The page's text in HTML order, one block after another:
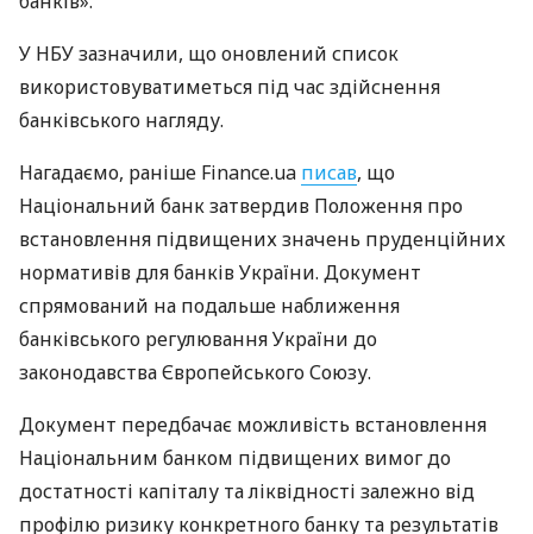
У НБУ зазначили, що оновлений список
використовуватиметься під час здійснення
банківського нагляду.
Нагадаємо, раніше Finance.ua писав, що
Національний банк затвердив Положення про
встановлення підвищених значень пруденційних
нормативів для банків України. Документ
спрямований на подальше наближення
банківського регулювання України до
законодавства Європейського Союзу.
Документ передбачає можливість встановлення
Національним банком підвищених вимог до
достатності капіталу та ліквідності залежно від
профілю ризику конкретного банку та результатів